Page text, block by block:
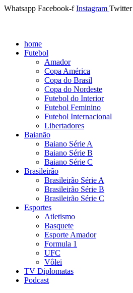
Whatsapp Facebook-f Instagram Twitter
home
Futebol
Amador
Copa América
Copa do Brasil
Copa do Nordeste
Futebol do Interior
Futebol Feminino
Futebol Internacional
Libertadores
Baianão
Baiano Série A
Baiano Série B
Baiano Série C
Brasileirão
Brasileirão Série A
Brasileirão Série B
Brasileirão Série C
Esportes
Atletismo
Basquete
Esporte Amador
Formula 1
UFC
Vôlei
TV Diplomatas
Podcast